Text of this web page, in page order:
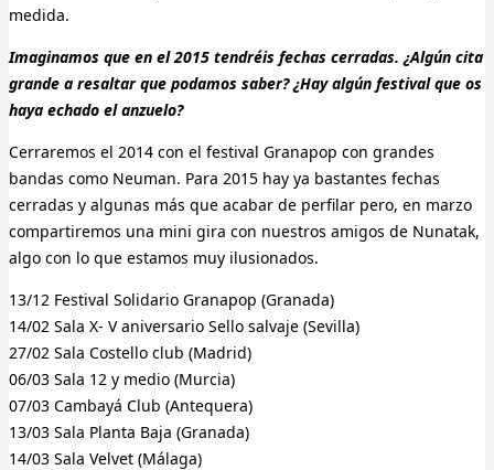
medida.
Imaginamos que en el 2015 tendréis fechas cerradas. ¿Algún cita
grande a resaltar que podamos saber? ¿Hay algún festival que os
haya echado el anzuelo?
Cerraremos el 2014 con el festival Granapop con grandes
bandas como Neuman. Para 2015 hay ya bastantes fechas
cerradas y algunas más que acabar de perfilar pero, en marzo
compartiremos una mini gira con nuestros amigos de Nunatak,
algo con lo que estamos muy ilusionados.
13/12 Festival Solidario Granapop (Granada)
14/02 Sala X- V aniversario Sello salvaje (Sevilla)
27/02 Sala Costello club (Madrid)
06/03 Sala 12 y medio (Murcia)
07/03 Cambayá Club (Antequera)
13/03 Sala Planta Baja (Granada)
14/03 Sala Velvet (Málaga)